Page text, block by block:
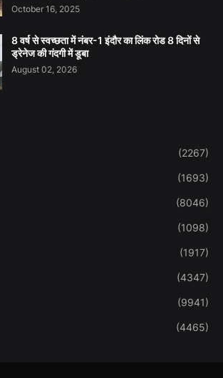
October 16, 2025
8 वर्ष से स्वच्छता में नंबर-1 इंदौर का लिंक रोड 8 दिनों से
ड्रेनेज की गंदगी में डूबा
August 02, 2026
(2267)
(1693)
(8046)
(1098)
(1917)
(4347)
(9941)
(4465)